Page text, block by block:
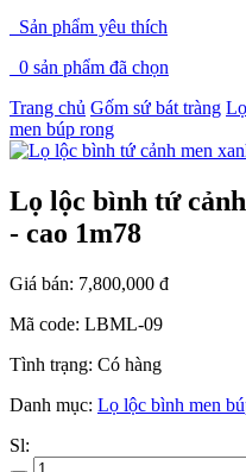
Sản phẩm yêu thích
0 sản phẩm đã chọn
Trang chủ Gốm sứ bát tràng
men búp rong
Lọ lộc bình tứ
- cao 1m78
Giá bán: 7,800,000 đ
Mã code: LBML-09
Tình trạng: Có hàng
Danh mục: Lọ lộc bình men
Sl: